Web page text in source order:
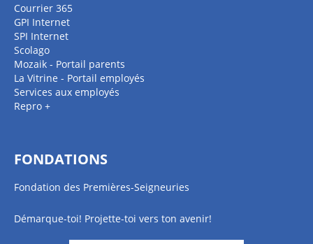
Courrier 365
GPI Internet
SPI Internet
Scolago
Mozaik - Portail parents
La Vitrine - Portail employés
Services aux employés
Repro +
FONDATIONS
Fondation des Premières-Seigneuries
Démarque-toi! Projette-toi vers ton avenir!